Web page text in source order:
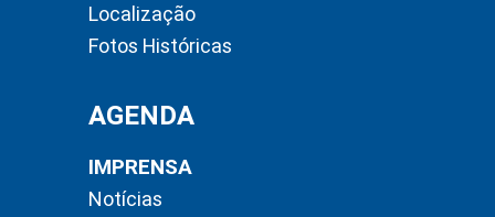
Localização
Fotos Históricas
AGENDA
IMPRENSA
Notícias